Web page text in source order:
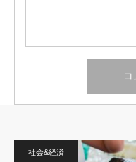
社会&経済